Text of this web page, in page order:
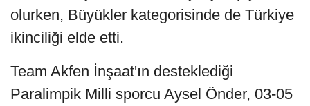
olurken, Büyükler kategorisinde de Türkiye
ikinciliği elde etti.
Team Akfen İnşaat'ın desteklediği
Paralimpik Milli sporcu Aysel Önder, 03-05